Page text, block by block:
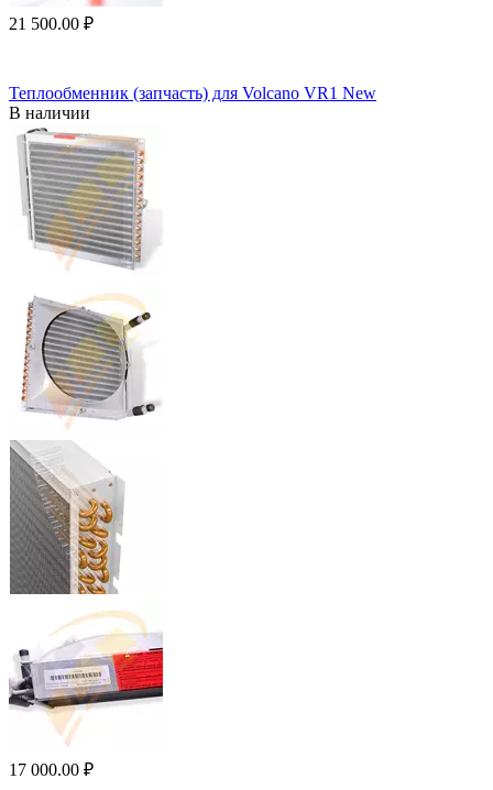
21 500.00 ₽
Теплообменник (запчасть) для Volcano VR1 New
В наличии
17 000.00 ₽